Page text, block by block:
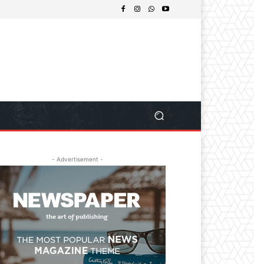
- Advertisement -